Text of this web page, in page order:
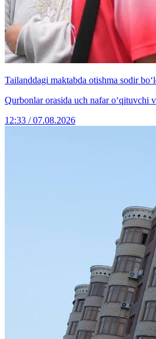
Tailanddagi maktabda otishma sodir
Qurbonlar orasida uch nafar o‘qituvchi
12:33 / 07.08.2026